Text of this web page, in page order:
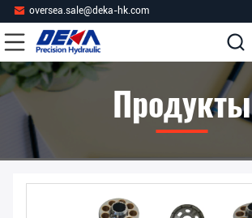
oversea.sale@deka-hk.com
Продукты